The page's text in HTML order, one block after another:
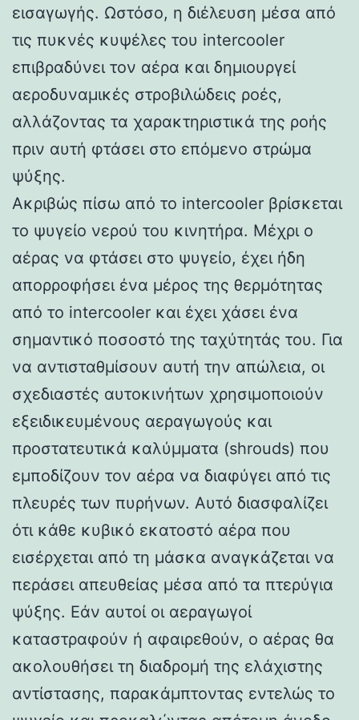
εισαγωγής. Ωστόσο, η διέλευση μέσα από
τις πυκνές κυψέλες του intercooler
επιβραδύνει τον αέρα και δημιουργεί
αεροδυναμικές στροβιλώδεις ροές,
αλλάζοντας τα χαρακτηριστικά της ροής
πριν αυτή φτάσει στο επόμενο στρώμα
ψύξης.
Ακριβώς πίσω από το intercooler βρίσκεται
το ψυγείο νερού του κινητήρα. Μέχρι ο
αέρας να φτάσει στο ψυγείο, έχει ήδη
απορροφήσει ένα μέρος της θερμότητας
από το intercooler και έχει χάσει ένα
σημαντικό ποσοστό της ταχύτητάς του. Για
να αντισταθμίσουν αυτή την απώλεια, οι
σχεδιαστές αυτοκινήτων χρησιμοποιούν
εξειδικευμένους αεραγωγούς και
προστατευτικά καλύμματα (shrouds) που
εμποδίζουν τον αέρα να διαφύγει από τις
πλευρές των πυρήνων. Αυτό διασφαλίζει
ότι κάθε κυβικό εκατοστό αέρα που
εισέρχεται από τη μάσκα αναγκάζεται να
περάσει απευθείας μέσα από τα πτερύγια
ψύξης. Εάν αυτοί οι αεραγωγοί
καταστραφούν ή αφαιρεθούν, ο αέρας θα
ακολουθήσει τη διαδρομή της ελάχιστης
αντίστασης, παρακάμπτοντας εντελώς το